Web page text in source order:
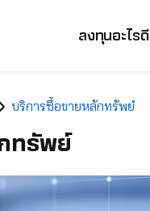
ลงทุนอะไรดี
บริการซื้อขายหลักทรัพย์
ทรัพย์